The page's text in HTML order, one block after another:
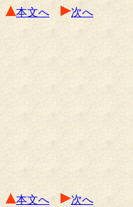
本文へ 次へ
本文へ 次へ